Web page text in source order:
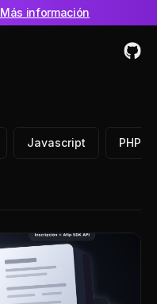
Más información
Javascript PHP